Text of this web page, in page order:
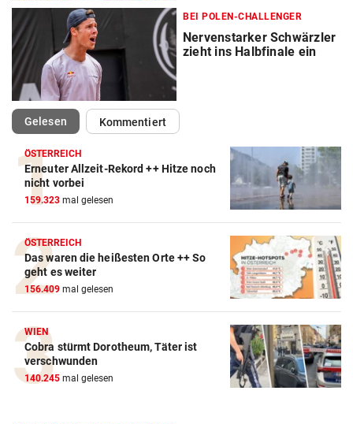
BEI POLEN-CHALLENGER
Nervenstarker Schwärzler
zieht ins Halbfinale ein
Gelesen(ausgewählt)Kommentiert
ÖSTERREICH
Erneuter Allzeit-Rekord ++ Hitze noch
nicht vorbei
159.323 mal gelesen
ÖSTERREICH
Das waren die heißesten Orte ++ So
geht es weiter
156.409 mal gelesen
WIEN
Cobra stürmt Dorotheum, Täter ist
verschwunden
140.245 mal gelesen
Action-Cam Vergleich
ZUM VERGLEICH
Crosstrainer Vergleich
ZUM VERGLEICH
E-Bike Vergleich
ZUM VERGLEICH
Elektro-Scooter Vergleich
ZUM VERGLEICH